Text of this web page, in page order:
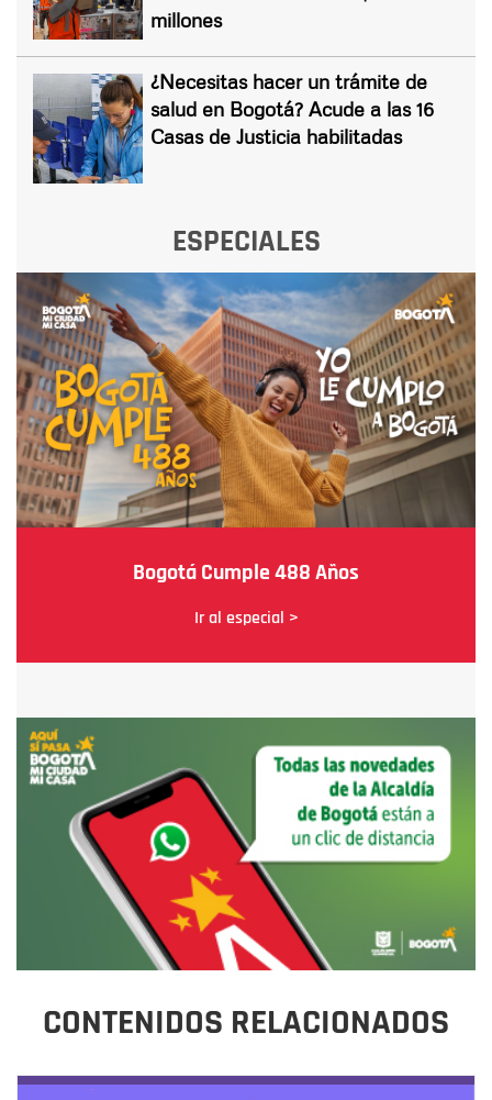
millones
¿Necesitas hacer un trámite de
salud en Bogotá? Acude a las 16
Casas de Justicia habilitadas
ESPECIALES
Bogotá Cumple 488 Años
Ir al especial >
CONTENIDOS RELACIONADOS